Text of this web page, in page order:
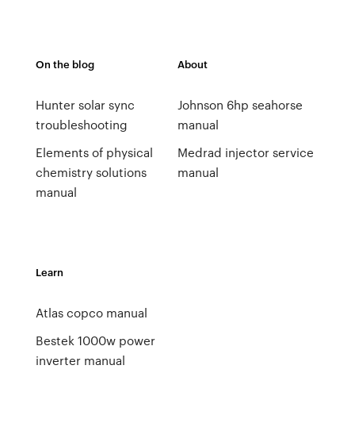
On the blog
Hunter solar sync
troubleshooting
Elements of physical
chemistry solutions
manual
About
Johnson 6hp seahorse
manual
Medrad injector service
manual
Learn
Atlas copco manual
Bestek 1000w power
inverter manual